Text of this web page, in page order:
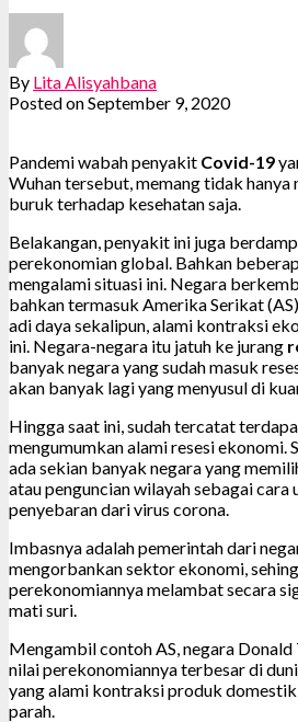
By Lita Alisyahbana
Posted onSeptember 9, 2020
Pandemi wabah penyakit Covid-19
Wuhan tersebut, memang tidak
buruk terhadap kesehatan saja.
Belakangan, penyakit ini juga
perekonomian global. Bahkan
mengalami situasi ini. Negara
bahkan termasuk Amerika Serikat
adi daya sekalipun, alami kontraksi
ini. Negara-negara itu jatuh ke jurang
banyak negara yang sudah masuk
akan banyak lagi yang menyusul di
Hingga saat ini, sudah tercatat
mengumumkan alami resesi ekonomi.
ada sekian banyak negara yang
atau penguncian wilayah sebagai cara
penyebaran dari virus corona.
Imbasnya adalah pemerintah dari
mengorbankan sektor ekonomi,
perekonomiannya melambat secara
mati suri.
Mengambil contoh AS, negara
nilai perekonomiannya terbesar di
yang alami kontraksi produk
parah.